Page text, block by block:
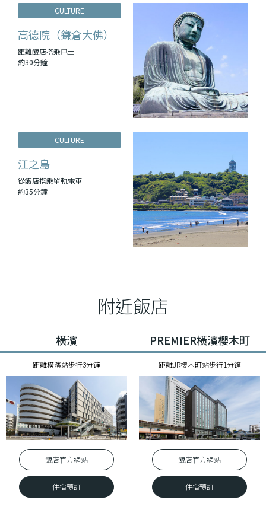
CULTURE
高德院（鎌倉大佛）
距離飯店搭乘巴士
約30分鐘
CULTURE
江之島
從飯店搭乘單軌電車
約35分鐘
附近飯店
橫濱
距離橫濱站步行3分鐘
飯店官⽅網站
住宿預訂
PREMIER橫濱櫻木町
距離JR櫻木町站步行1分鐘
飯店官⽅網站
住宿預訂